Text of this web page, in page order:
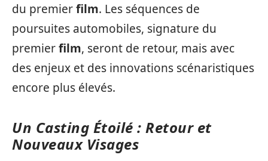
du premierfilm. Les séquences de
poursuites automobiles, signature du
premierfilm, seront de retour, mais avec
des enjeux et des innovations scénaristiques
encore plus élevés.
Un Casting Étoilé : Retour et
Nouveaux Visages